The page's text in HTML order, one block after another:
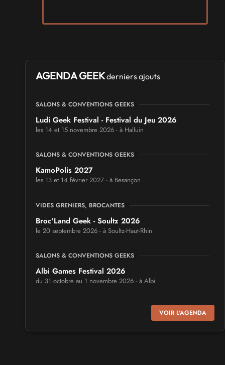
AGENDA GEEKderniers ajouts
SALONS & CONVENTIONS GEEKS
Ludi Geek Festival - Festival du Jeu 2026
les 14 et 15 novembre 2026 - à Halluin
SALONS & CONVENTIONS GEEKS
KamoPolis 2027
les 13 et 14 février 2027 - à Besançon
VIDES GRENIERS, BROCANTES
Broc'Land Geek - Soultz 2026
le 20 septembre 2026 - à Soultz-Haut-Rhin
SALONS & CONVENTIONS GEEKS
Albi Games Festival 2026
du 31 octobre au 1 novembre 2026 - à Albi
Virtual Calais - salon du jeu vidéo et des loisirs
numériques 2026
VOIR L'AGENDA